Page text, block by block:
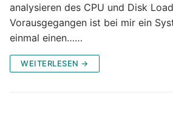
analysieren des CPU und Disk
Vorausgegangen ist bei mir ein
einmal einen……
WEITERLESEN →